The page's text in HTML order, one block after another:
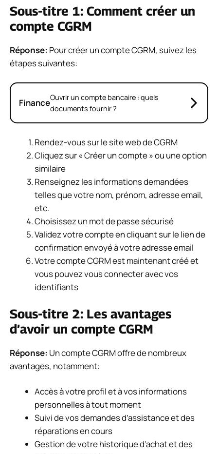
Sous-titre 1: Comment créer un
compte CGRM
Réponse: Pour créer un compte CGRM, suivez les
étapes suivantes:
FinanceOuvrir un compte bancaire : quels
documents fournir ?
Rendez-vous sur le site web de CGRM
Cliquez sur « Créer un compte » ou une option
similaire
Renseignez les informations demandées
telles que votre nom, prénom, adresse email,
etc.
Choisissez un mot de passe sécurisé
Validez votre compte en cliquant sur le lien de
confirmation envoyé à votre adresse email
Votre compte CGRM est maintenant créé et
vous pouvez vous connecter avec vos
identifiants
Sous-titre 2: Les avantages
d’avoir un compte CGRM
Réponse: Un compte CGRM offre de nombreux
avantages, notamment:
Accès à votre profil et à vos informations
personnelles à tout moment
Suivi de vos demandes d’assistance et des
réparations en cours
Gestion de votre historique d’achat et des